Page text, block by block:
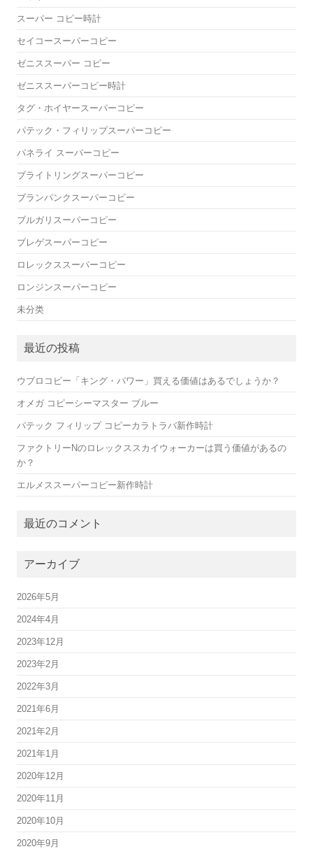
スーパー コピー時計
セイコースーパーコピー
ゼニススーパー コピー
ゼニススーパーコピー時計
タグ・ホイヤースーパーコピー
パテック・フィリップスーパーコピー
パネライ スーパーコピー
ブライトリングスーパーコピー
ブランパンクスーパーコピー
ブルガリスーパーコピー
ブレゲスーパーコピー
ロレックススーパーコピー
ロンジンスーパーコピー
未分类
最近の投稿
ウブロコピー「キング・パワー」買える価値はあるでしょうか？
オメガ コピーシーマスター ブルー
パテック フィリップ コピーカラトラバ新作時計
ファクトリーNのロレックススカイウォーカーは買う価値があるの
か？
エルメススーパーコピー新作時計
最近のコメント
アーカイブ
2026年5月
2024年4月
2023年12月
2023年2月
2022年3月
2021年6月
2021年2月
2021年1月
2020年12月
2020年11月
2020年10月
2020年9月